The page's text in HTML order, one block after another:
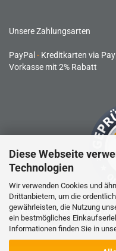
Diese Webseite
Technologien
Wir verwenden Cookies und
Drittanbietern, um die
gewährleisten, die Nutzung
ein bestmögliches
Informationen finden Sie in
Unsere Zahlungsarten
PayPal - Kreditkarten via
Vorkasse mit 2% Rabatt
RC-Produkte sind kein